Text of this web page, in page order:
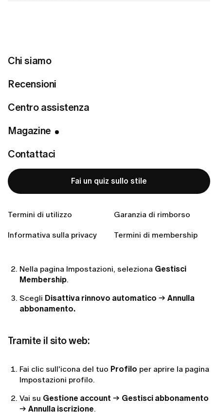
Chi siamo
Recensioni
Centro assistenza
Magazine
Contattaci
Fai un quiz sullo stile
Termini di utilizzo Garanzia di rimborso
Informativa sulla privacy Termini di membership
Se desideri annullare la tua membership LUMI, puoi
farlo facilmente seguendo i passaggi riportati di
seguito.
quindi tocca l'iconaImpostazioni nell'angolo in alto
Nella pagina Impostazioni, seleziona Gestisci
Membership.
Scegli Disattiva rinnovo automatico → Annulla
abbonamento.
Tramite il sito web:
Fai clic sull'icona del tuo Profilo per aprire la pagina
Impostazioni profilo.
Vai su Gestione account → Gestisci abbonamento
→ Annulla iscrizione.